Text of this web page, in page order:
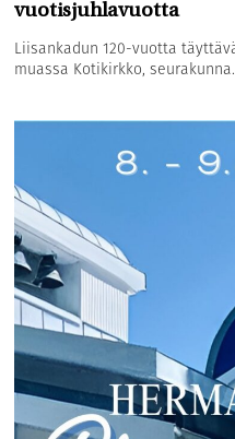
vuotisjuhlavuotta
Liisankadun 120-vuotta
muassa Kotikirkko,